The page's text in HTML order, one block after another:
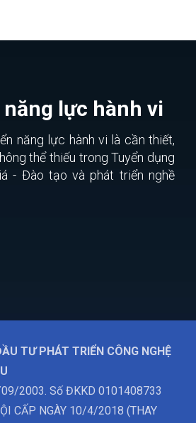
lực hành vi
năng lực hành vi là cần thiết,
thể thiếu trong Tuyển dụng
- Đào tạo và phát triển nghề
TƯ PHÁT TRIỂN CÔNG NGHỆ
2003. Số ĐKKD 0101408733
CẤP NGÀY 10/4/2018 (THAY